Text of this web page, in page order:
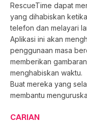
RescueTime dapat
yang dihabiskan
telefon dan melayari
Aplikasi ini akan
penggunaan masa
memberikan
menghabiskan waktu.
Buat mereka yang
membantu
CARIAN